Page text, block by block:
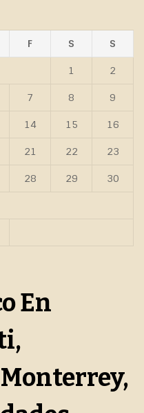
F S S
1 2
7 8 9
14 15 16
21 22 23
28 29 30
En